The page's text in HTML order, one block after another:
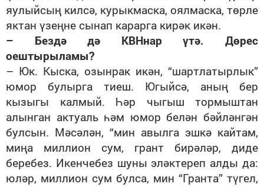
яулыйсың килсә, курыкмаска, оялмаска, төрле
яктан үзеңне сынап карарга кирәк икән.
– Бездә дә КВНнар үтә. Дөрес
оештырыламы?
– Юк. Кыска, озынрак икән, “шартлатырлык”
юмор булырга тиеш. Югыйсә, аның бер
кызыгы калмый. Һәр чыгыш тормыштан
алынган актуаль һәм юмор белән бәйләнгән
булсын. Мәсәлән, “мин авылга эшкә кайтам,
миңа миллион сум, грант бирәләр, диде
беребез. Икенчебез шуны эләктереп алды да:
юләр, миллион сум булса, мин “Гранта” түгел,